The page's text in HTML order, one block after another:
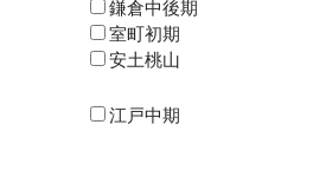
鎌倉中後期
室町初期
安土桃山
江戸中期